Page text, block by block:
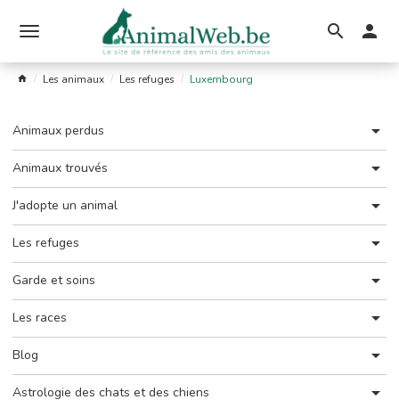
le
menu
Les animaux Les refuges Luxembourg
Animaux perdus
Animaux trouvés
J'adopte un animal
Les refuges
Garde et soins
Les races
Blog
Astrologie des chats et des chiens